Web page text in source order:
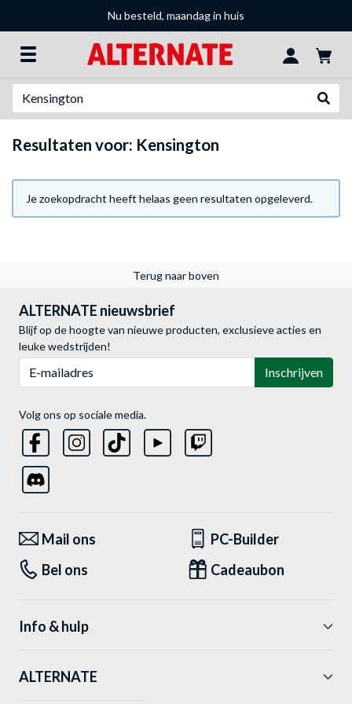
Nu besteld, maandag in huis
Resultaten voor: Kensington
Je zoekopdracht heeft helaas geen resultaten opgeleverd.
Terug naar boven
ALTERNATE nieuwsbrief
Blijf op de hoogte van nieuwe producten, exclusieve acties en
leuke wedstrijden!
Inschrijven
Volg ons op sociale media.
Mail ons
PC-Builder
Bel ons
Cadeaubon
Info & hulp
ALTERNATE